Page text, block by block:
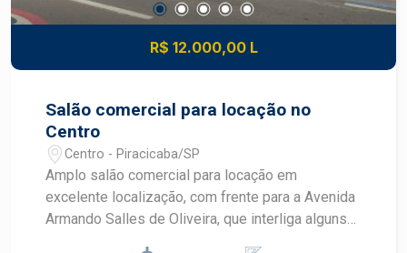
R$ 12.000,00 L
Salão comercial para locação no
Centro
Centro - Piracicaba/SP
Amplo salão comercial para locação em
excelente localização, com frente para a Avenida
Armando Salles de Oliveira, que interliga alguns